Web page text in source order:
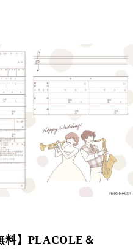
料】PLACOLE＆